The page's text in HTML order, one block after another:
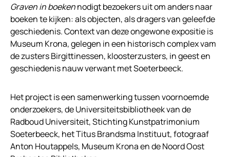
Graven in boekennodigt bezoekers uit om anders naar
boeken te kijken: als objecten, als dragers van geleefde
geschiedenis. Context van deze ongewone expositie is
Museum Krona, gelegen in een historisch complex vam
de zusters Birgittinessen, kloosterzusters, in geest en
geschiedenis nauw verwant met Soeterbeeck.
Het project is een samenwerking tussen voornoemde
onderzoekers, de Universiteitsbibliotheek van de
Radboud Universiteit, Stichting Kunstpatrimonium
Soeterbeeck, het Titus Brandsma Instituut, fotograaf
Anton Houtappels, Museum Krona en de Noord Oost